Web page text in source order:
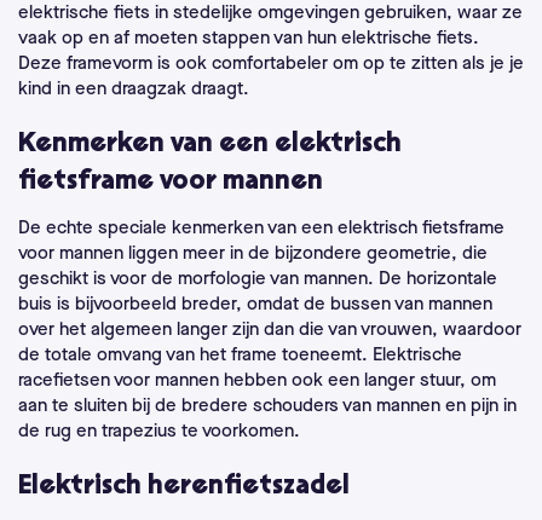
elektrische fiets in stedelijke omgevingen gebruiken, waar ze
vaak op en af moeten stappen van hun elektrische fiets.
Deze framevorm is ook comfortabeler om op te zitten als je je
kind in een draagzak draagt.
Kenmerken van een elektrisch
fietsframe voor mannen
De echte speciale kenmerken van een elektrisch fietsframe
voor mannen liggen meer in de bijzondere geometrie, die
geschikt is voor de morfologie van mannen. De horizontale
buis is bijvoorbeeld breder, omdat de bussen van mannen
over het algemeen langer zijn dan die van vrouwen, waardoor
de totale omvang van het frame toeneemt. Elektrische
racefietsen voor mannen hebben ook een langer stuur, om
aan te sluiten bij de bredere schouders van mannen en pijn in
de rug en trapezius te voorkomen.
Elektrisch herenfietszadel